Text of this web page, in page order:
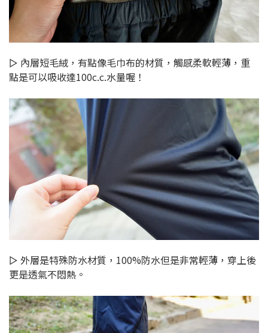
▻ 內層短毛絨，有點像毛巾布的材質，觸感柔軟輕薄，重
點是可以吸收達100c.c.水量喔！
▻ 外層是特殊防水材質，100%防水但是非常輕薄，穿上後
更是透氣不悶熱。